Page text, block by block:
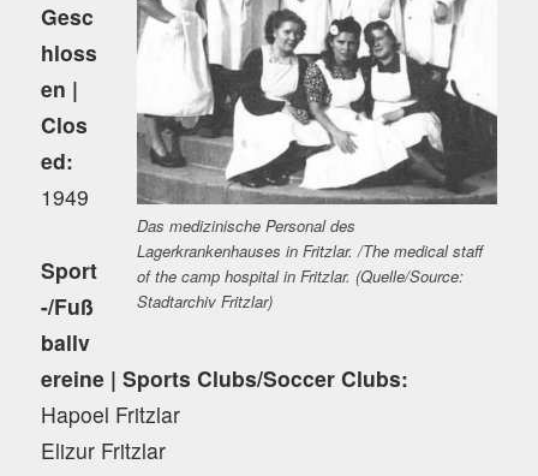
Das medizinische Personal des
Lagerkrankenhauses in Fritzlar. /The medical staff
of the camp hospital in Fritzlar. (Quelle/Source:
Stadtarchiv Fritzlar)
Gesc
hloss
en |
Clos
ed:
1949
Sport
-/Fuß
ballv
ereine | Sports Clubs/Soccer Clubs:
Hapoel Fritzlar
Elizur Fritzlar